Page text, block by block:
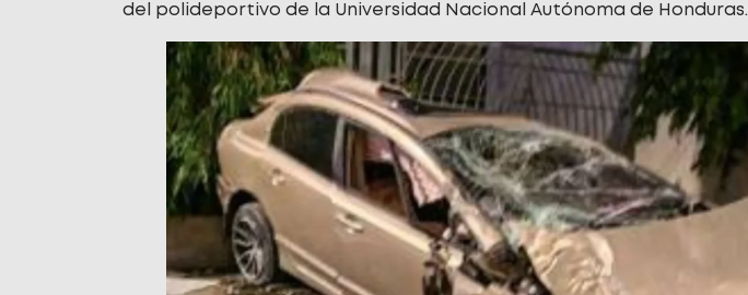
del polideportivo de la Universidad Nacional Autónoma de Honduras.